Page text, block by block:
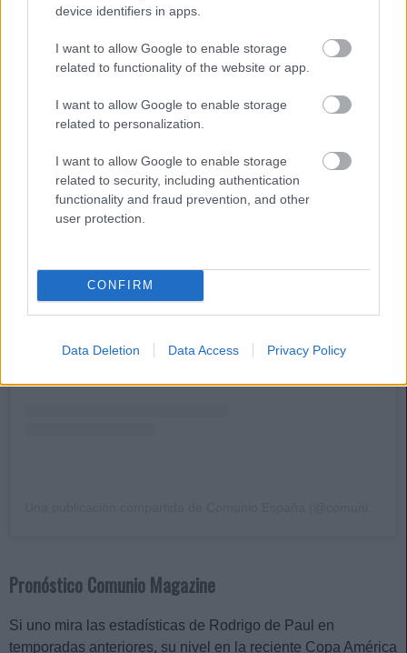
device identifiers in apps.
I want to allow Google to enable storage
related to functionality of the website or app.
I want to allow Google to enable storage
related to personalization.
I want to allow Google to enable storage
related to security, including authentication
functionality and fraud prevention, and other
user protection.
CONFIRM
Data Deletion Data Access Privacy Policy
Pronóstico Comunio Magazine
Si uno mira las estadísticas de Rodrigo de Paul en
temporadas anteriores, su nivel en la reciente Copa América